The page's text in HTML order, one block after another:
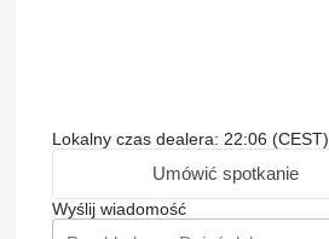
Lokalny czas dealera: 22:06 (CEST)
Umówić spotkanie
Wyślij wiadomość